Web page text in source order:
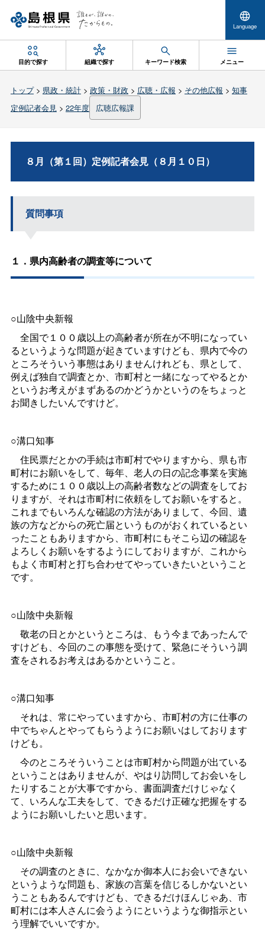
Language
目的で探す 組織で探す キーワード検索 メニュー
トップ> 県政・統計> 政策・財政 > 広聴・広報 > その他広報 > 知事
定例記者会見> 22年度 広聴広報課
８月（第１回）定例記者会見（８月１０日）
質問事項
１．県内高齢者の調査等について
○山陰中央新報
全国で１００歳以上の高齢者が所在が不明になってい
るというような問題が起きていますけども、県内で今の
ところそういう事態はありませんけれども、県として、
例えば独自で調査とか、市町村と一緒になってやるとか
というお考えがまずあるのかどうかというのをちょっと
お聞きしたいんですけど。
○溝口知事
住民票だとかの手続は市町村でやりますから、県も市
町村にお願いをして、毎年、老人の日の記念事業を実施
するために１００歳以上の高齢者数などの調査をしてお
りますが、それは市町村に依頼をしてお願いをすると。
これまでもいろんな確認の方法がありまして、今回、遺
族の方などからの死亡届というものがおくれているとい
ったこともありますから、市町村にもそこら辺の確認を
よろしくお願いをするようにしておりますが、これから
もよく市町村と打ち合わせてやっていきたいということ
です。
○山陰中央新報
敬老の日とかというところは、もう今まであったんで
すけども、今回のこの事態を受けて、緊急にそういう調
査をされるお考えはあるかということ。
○溝口知事
それは、常にやっていますから、市町村の方に仕事の
中でちゃんとやってもらうようにお願いはしております
けども。
今のところそういうことは市町村から問題が出ている
ということはありませんが、やはり訪問してお会いをし
たりすることが大事ですから、書面調査だけじゃなく
て、いろんな工夫をして、できるだけ正確な把握をする
ようにお願いしたいと思います。
○山陰中央新報
その調査のときに、なかなか御本人にお会いできない
というような問題も、家族の言葉を信じるしかないとい
うこともあるんですけども、できるだけほんじゃあ、市
町村には本人さんに会うようにというような御指示とい
う理解でいいですか。